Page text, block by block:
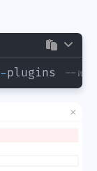
-plugins --